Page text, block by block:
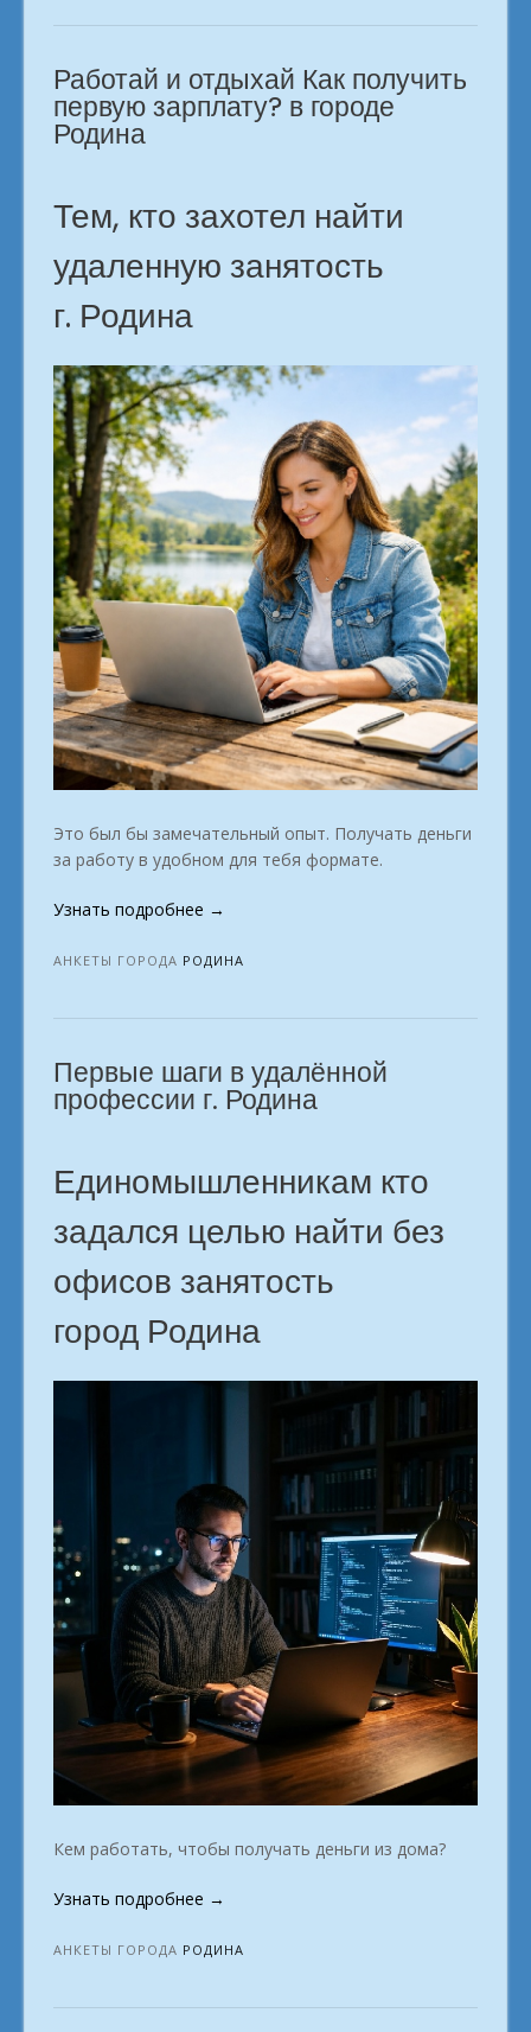
заработка
город
Родина»
Работай и отдыхай Как получить
первую зарплату? в городе
Родина
Тем, кто захотел найти
удаленную занятость
г. Родина
Это был бы замечательный опыт. Получать деньги
за работу в удобном для тебя формате.
Узнать подробнее «Работай
отдыхай
получить
зарплату?
в
городе
→
АНКЕТЫ ГОРОДА РОДИНА
Первые шаги в удалённой
профессии г. Родина
Единомышленникам кто
задался целью найти без
офисов занятость
город Родина
Кем работать, чтобы получать деньги из дома?
Узнать подробнее «Первые
в
профессии
→
АНКЕТЫ ГОРОДА РОДИНА